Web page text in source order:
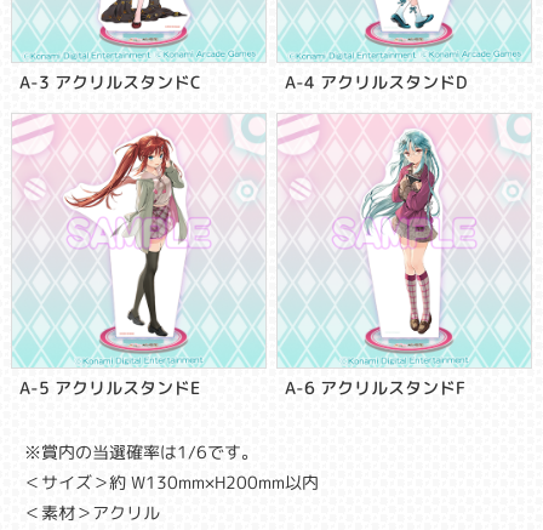
A-3 アクリルスタンドC A-4 アクリルスタンドD
A-5 アクリルスタンドE A-6 アクリルスタンドF
※賞内の当選確率は1/6です。
＜サイズ＞約 W130mm×H200mm以内
＜素材＞アクリル